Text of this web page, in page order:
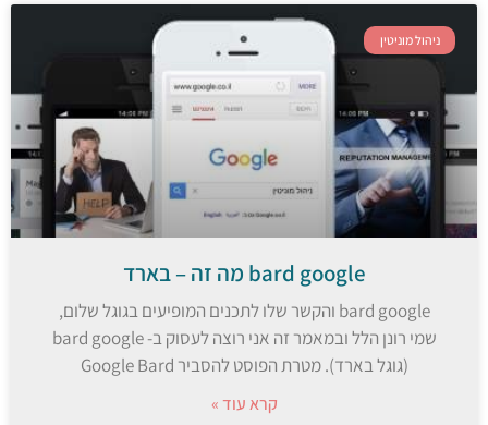
ניהול מוניטין
bard google מה זה – בארד
bard google והקשר שלו לתכנים המופיעים בגוגל שלום,
שמי רונן הלל ובמאמר זה אני רוצה לעסוק ב- bard google
(גוגל בארד). מטרת הפוסט להסביר Google Bard
קרא עוד »